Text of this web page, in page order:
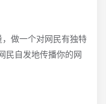
做一个对网民有独特
民自发地传播你的网